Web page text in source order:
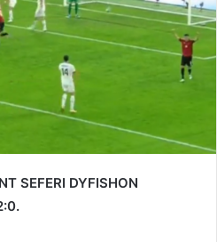
SEFERI DYFISHON